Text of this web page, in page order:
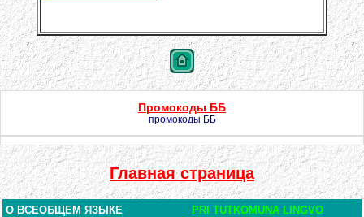
Промокоды ББ
промокоды ББ
Главная страница
О ВСЕОБЩЕМ ЯЗЫКЕ
PRI TUTKOMUNA LINGVO